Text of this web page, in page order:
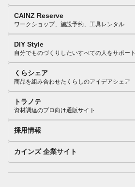
CAINZ Reserve
ワークショップ、施設予約、工具レンタル
DIY Style
自分でものづくりしたいすべての人をサポート
くらシェア
商品を組み合わせたくらしのアイデアシェア
トラノテ
資材調達のプロ向け通販サイト
採用情報
カインズ 企業サイト